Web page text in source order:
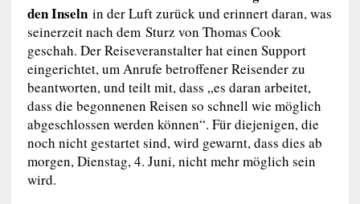
den Inselnin der Luft zurück und erinnert daran, was
seinerzeit nach dem Sturz von Thomas Cook
geschah. Der Reiseveranstalter hat einen Support
eingerichtet, um Anrufe betroffener Reisender zu
beantworten, und teilt mit, dass „es daran arbeitet,
dass die begonnenen Reisen so schnell wie möglich
abgeschlossen werden können“. Für diejenigen, die
noch nicht gestartet sind, wird gewarnt, dass dies ab
morgen, Dienstag, 4. Juni, nicht mehr möglich sein
wird.